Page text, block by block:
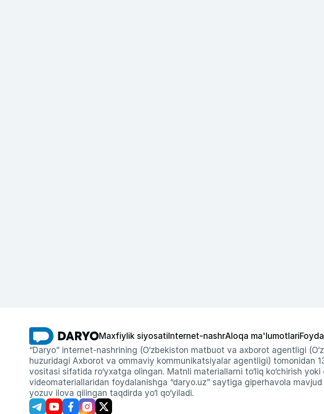
Maxfiylik siyosati Internet-nashrAloqa ma'lumotlari
“Daryo” internet-nashrining (O‘zbekiston matbuot va axborot agentligi
huzuridagi Axborot va ommaviy kommunikatsiyalar agentligi) tomonidan
vositasi sifatida ro‘yxatga olingan. Matnli materiallarni to‘liq ko‘chirish
videomateriallaridan foydalanishga “daryo.uz” saytiga giperhavola
yozuv ilova qilingan taqdirda yo‘l qo‘yiladi.